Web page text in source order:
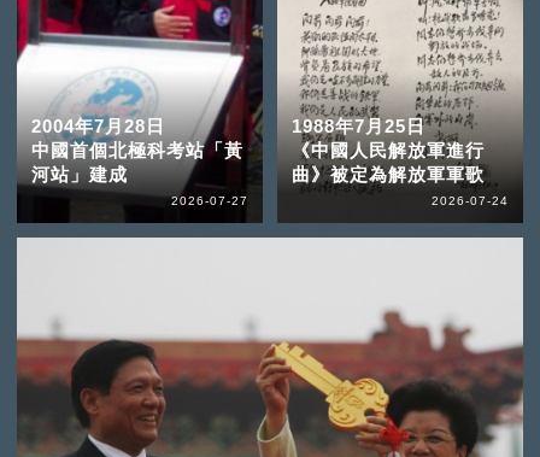
2004年7月28日
中國首個北極科考站「黃
河站」建成
2026-07-27
1988年7月25日
《中國人民解放軍進行
曲》被定為解放軍軍歌
2026-07-24